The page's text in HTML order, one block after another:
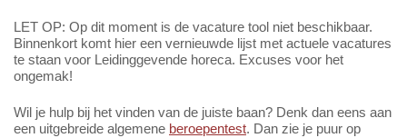
LET OP: Op dit moment is de vacature tool niet beschikbaar.
Binnenkort komt hier een vernieuwde lijst met actuele vacatures
te staan voor Leidinggevende horeca. Excuses voor het
ongemak!
Wil je hulp bij het vinden van de juiste baan? Denk dan eens aan
een uitgebreide algemene beroepentest. Dan zie je puur op